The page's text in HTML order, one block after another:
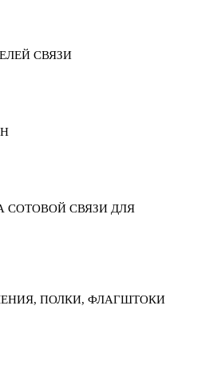
СВЯЗИ
СОТОВОЙ СВЯЗИ ДЛЯ
ПОЛКИ, ФЛАГШТОКИ